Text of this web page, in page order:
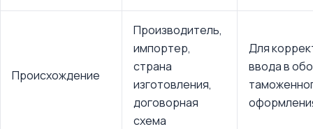
Происхождение
Производитель,
импортер,
страна
изготовления,
договорная
схема
Для
ввода в